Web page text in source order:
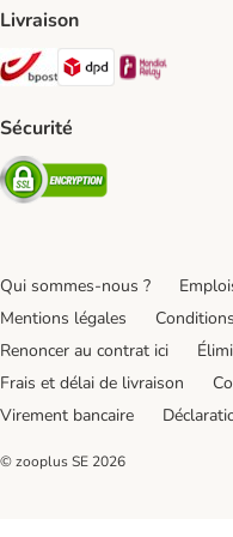
Livraison
Bpost Shipping Method
DPD Shipping
Sécurité
Security
Qui sommes-nous ?
Mentions légales
Renoncer au contrat ici
Frais et délai de livraison
Virement bancaire
© zooplus SE 2026